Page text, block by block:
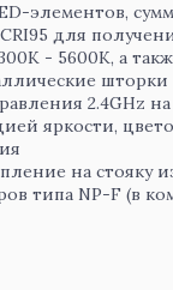
элементов,
для
- 5600K, а
шторки
2.4GHz
яркости,
на стояку
типа NP-F (в